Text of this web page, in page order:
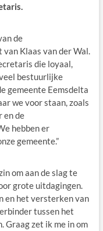
de
Klaas van der Wal.
die loyaal,
bestuurlijke
gemeente Eemsdelta
we voor staan, zoals
en de
hebben er
gemeente.”
om aan de slag te
grote uitdagingen.
en het versterken van
tussen het
Graag zet ik me in om